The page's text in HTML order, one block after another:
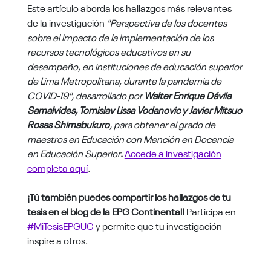
Este artículo aborda los hallazgos más relevantes
de la investigación "Perspectiva de los docentes
sobre el impacto de la implementación de los
recursos tecnológicos educativos en su
desempeño, en instituciones de educación superior
de Lima Metropolitana, durante la pandemia de
COVID-19", desarrollado porWalter Enrique Dávila
Samalvides, Tomislav Lissa Vodanovic y Javier Mitsuo
Rosas Shimabukuro, para obtener el grado de
maestros en Educación con Mención en Docencia
en Educación Superior.Accede a investigación
completa aquí.
¡Tú también puedes compartir los hallazgos de tu
tesis en el blog de la EPG Continental!Participa en
#MiTesisEPGUCy permite que tu investigación
inspire a otros.